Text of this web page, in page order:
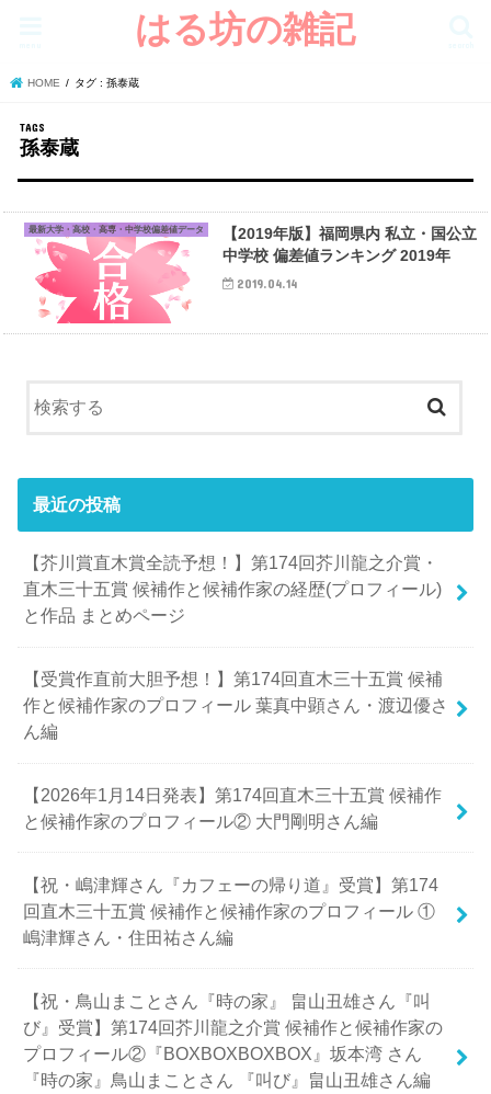
はる坊の雑記
HOME タグ : 孫泰蔵
孫泰蔵
最新大学・高校・高専・中学校偏差値データ
【2019年版】福岡県内 私立・国公立
中学校 偏差値ランキング 2019年
2019.04.14
最近の投稿
【芥川賞直木賞全読予想！】第174回芥川龍之介賞・
直木三十五賞 候補作と候補作家の経歴(プロフィール)
と作品 まとめページ
【受賞作直前大胆予想！】第174回直木三十五賞 候補
作と候補作家のプロフィール 葉真中顕さん・渡辺優さ
ん編
【2026年1月14日発表】第174回直木三十五賞 候補作
と候補作家のプロフィール② 大門剛明さん編
【祝・嶋津輝さん『カフェーの帰り道』受賞】第174
回直木三十五賞 候補作と候補作家のプロフィール ①
嶋津輝さん・住田祐さん編
【祝・鳥山まことさん『時の家』 畠山丑雄さん『叫
び』受賞】第174回芥川龍之介賞 候補作と候補作家の
プロフィール②『BOXBOXBOXBOX』坂本湾 さん
『時の家』鳥山まことさん 『叫び』畠山丑雄さん編